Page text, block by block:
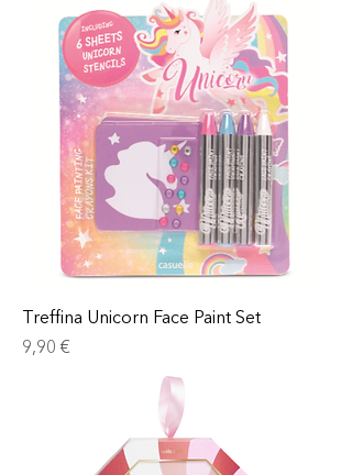
Treffina Unicorn Face Paint Set
Prix
9,90 €